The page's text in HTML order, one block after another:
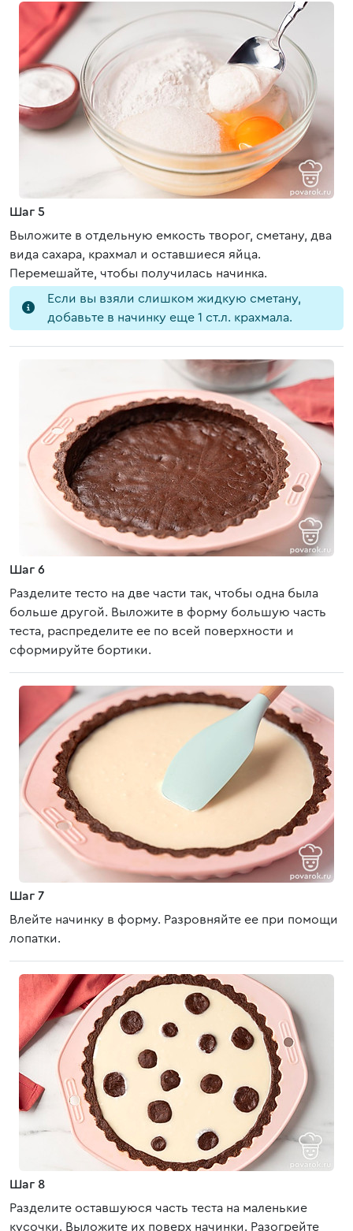
Шаг 5
Выложите в отдельную емкость творог, сметану, два
вида сахара, крахмал и оставшиеся яйца.
Перемешайте, чтобы получилась начинка.
Если вы взяли слишком жидкую сметану,
добавьте в начинку еще 1 ст.л. крахмала.
Шаг 6
Разделите тесто на две части так, чтобы одна была
больше другой. Выложите в форму большую часть
теста, распределите ее по всей поверхности и
сформируйте бортики.
Шаг 7
Влейте начинку в форму. Разровняйте ее при помощи
лопатки.
Шаг 8
Разделите оставшуюся часть теста на маленькие
кусочки. Выложите их поверх начинки. Разогрейте